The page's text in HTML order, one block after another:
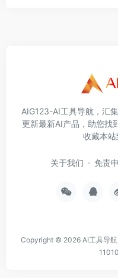
AIG123-AI工具导航，汇
更新最新AI产品，助您
收藏本站
关于我们 免责
Copyright © 2026 AI工具导航